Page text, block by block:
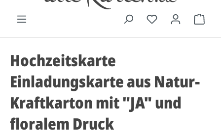
Hochzeitskarte
Einladungskarte aus Natur-
Kraftkarton mit "JA" und
floralem Druck